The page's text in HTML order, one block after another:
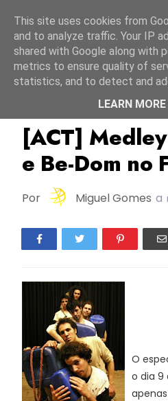
Portugal
[ACT]
e Be-Dom no
Por Miguel Gomes a
O
o dia 9
This site uses cookies from
and to analyze traffic. Your IP
shared with Google along with
metrics to ensure quality of
statistics, and to detect and
LEARN MORE